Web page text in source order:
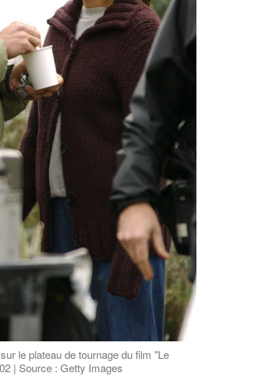
le plateau de tournage du film "Le
| Source : Getty Images